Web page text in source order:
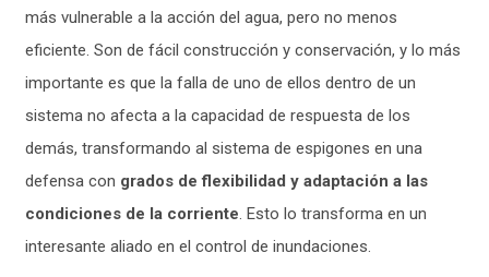
más vulnerable a la acción del agua, pero no menos
eficiente. Son de fácil construcción y conservación, y lo más
importante es que la falla de uno de ellos dentro de un
sistema no afecta a la capacidad de respuesta de los
demás, transformando al sistema de espigones en una
defensa con grados de flexibilidad y adaptación a las
condiciones de la corriente. Esto lo transforma en un
interesante aliado en el control de inundaciones.